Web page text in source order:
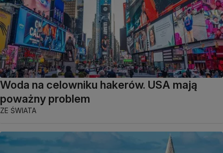
Woda na celowniku hakerów. USA mają
poważny problem
ZE ŚWIATA